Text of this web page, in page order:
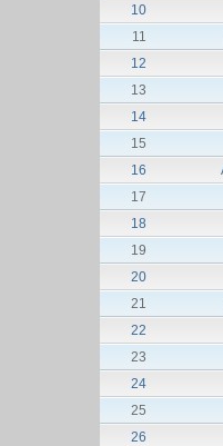
10
11
12
13
14
15
16
17
18
19
20
21
22
23
24
25
26